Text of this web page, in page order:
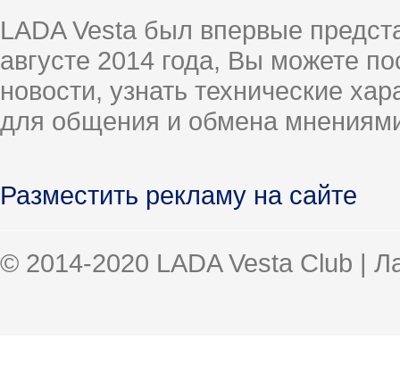
LADA Vesta был впервые
августе 2014 года, Вы можете
новости, узнать технические
для общения и обмена
Разместить рекламу на сайте
© 2014-2020 LADA Vesta Club |